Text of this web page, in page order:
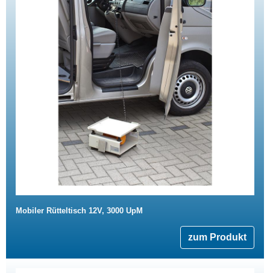
Mobiler Rütteltisch 12V, 3000 UpM
zum Produkt